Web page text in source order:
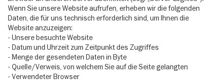
Wenn Sie unsere Website aufrufen, erheben wir die folgenden
Daten, die für uns technisch erforderlich sind, um Ihnen die
Website anzuzeigen:
- Unsere besuchte Website
- Datum und Uhrzeit zum Zeitpunkt des Zugriffes
- Menge der gesendeten Daten in Byte
- Quelle/Verweis, von welchem Sie auf die Seite gelangten
- Verwendeter Browser